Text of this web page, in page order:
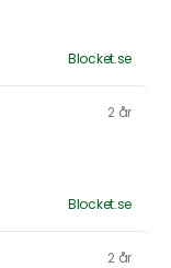
Blocket.se
2 år
Blocket.se
2 år